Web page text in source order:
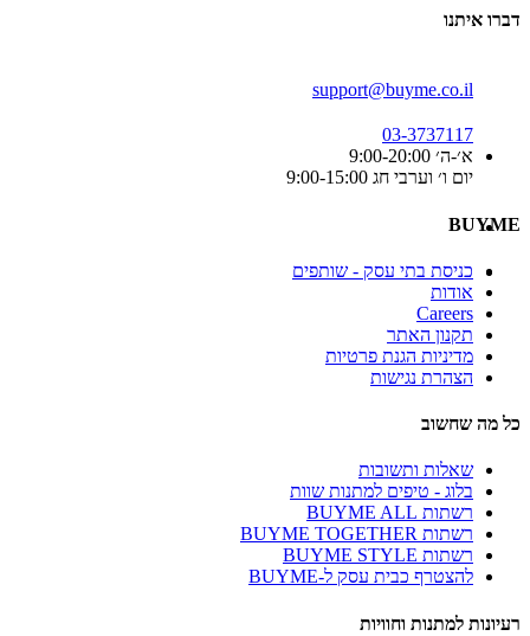
דברו איתנו
support@buyme.co.il
03-3737117
א׳-ה׳ 9:00-20:00
יום ו׳ וערבי חג 9:00-15:00
BUYME
כניסת בתי עסק - שותפים
אודות
Careers
תקנון האתר
מדיניות הגנת פרטיות
הצהרת נגישות
כל מה שחשוב
שאלות ותשובות
בלוג - טיפים למתנות שוות
רשתות BUYME ALL
רשתות BUYME TOGETHER
רשתות BUYME STYLE
להצטרף כבית עסק ל-BUYME
רעיונות למתנות וחוויות